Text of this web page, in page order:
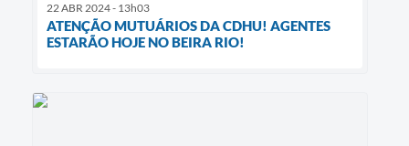
22 ABR 2024 - 13h03
ATENÇÃO MUTUÁRIOS DA CDHU! AGENTES
ESTARÃO HOJE NO BEIRA RIO!